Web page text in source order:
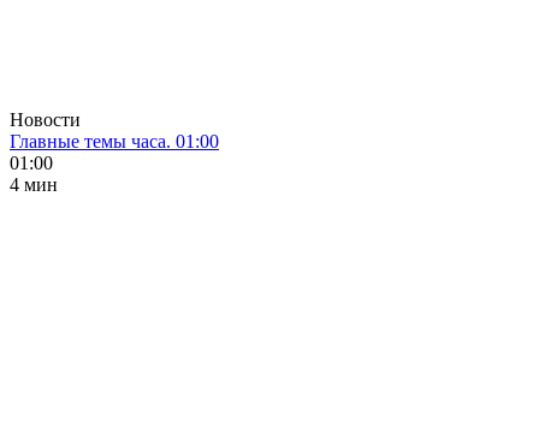
Новости
Главные темы часа. 01:00
01:00
4 мин